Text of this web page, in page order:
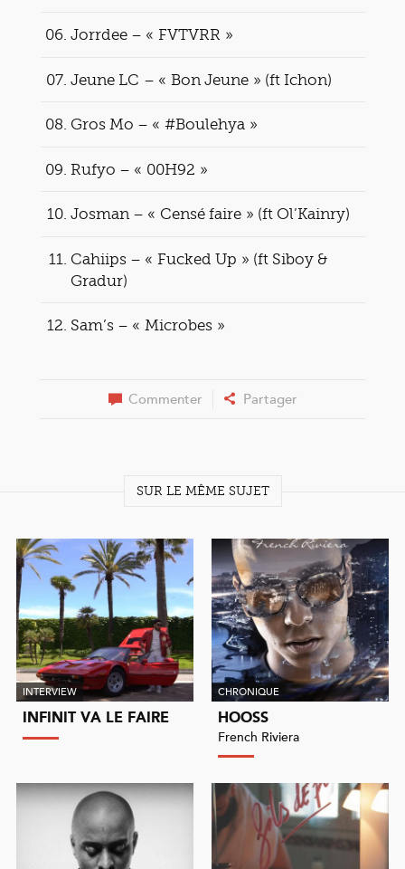
Jorrdee – « FVTVRR »
Jeune LC – « Bon Jeune » (ft Ichon)
Gros Mo – « #Boulehya »
Rufyo – « 00H92 »
Josman – « Censé faire » (ft Ol’Kainry)
Cahiips – « Fucked Up » (ft Siboy &
Gradur)
Sam’s – « Microbes »
Commenter Partager
SUR LE MÊME SUJET
INTERVIEW
INFINIT VA LE FAIRE
CHRONIQUE
HOOSS
French Riviera